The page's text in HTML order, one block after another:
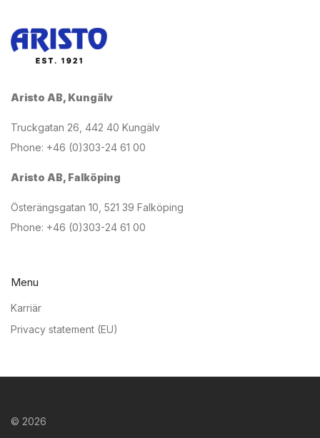
Aristo AB, Kungälv
Truckgatan 26, 442 40 Kungälv
Phone: +46 (0)303-24 61 00
Aristo AB, Falköping
Österängsgatan 10, 521 39 Falköping
Phone: +46 (0)303-24 61 00
Menu
Karriär
Privacy statement (EU)
© 2026